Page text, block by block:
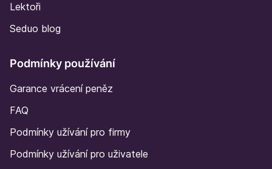
Lektoři
Seduo blog
Podmínky používání
Garance vrácení peněz
FAQ
Podmínky užívání pro firmy
Podmínky užívání pro uživatele